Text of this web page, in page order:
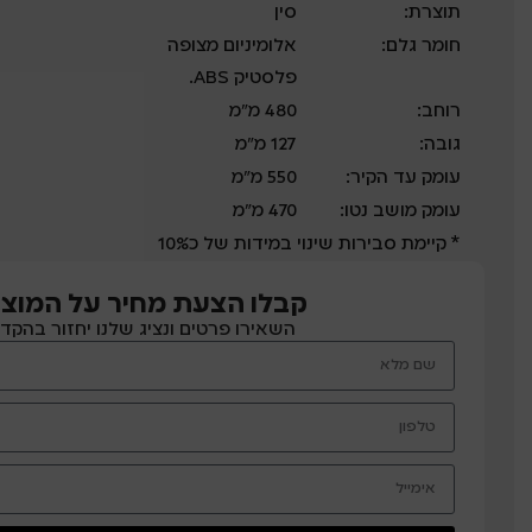
תוצרת:
סין
חומר גלם:
אלומיניום מצופה
פלסטיק ABS.
רוחב:
480 מ”מ
גובה:
127 מ”מ
עומק עד הקיר:
550 מ”מ
עומק מושב נטו:
470 מ”מ
* קיימת סבירות שינוי במידות של כ10%
קבלו הצעת מחיר על
השאירו פרטים ונציג שלנו יחזור